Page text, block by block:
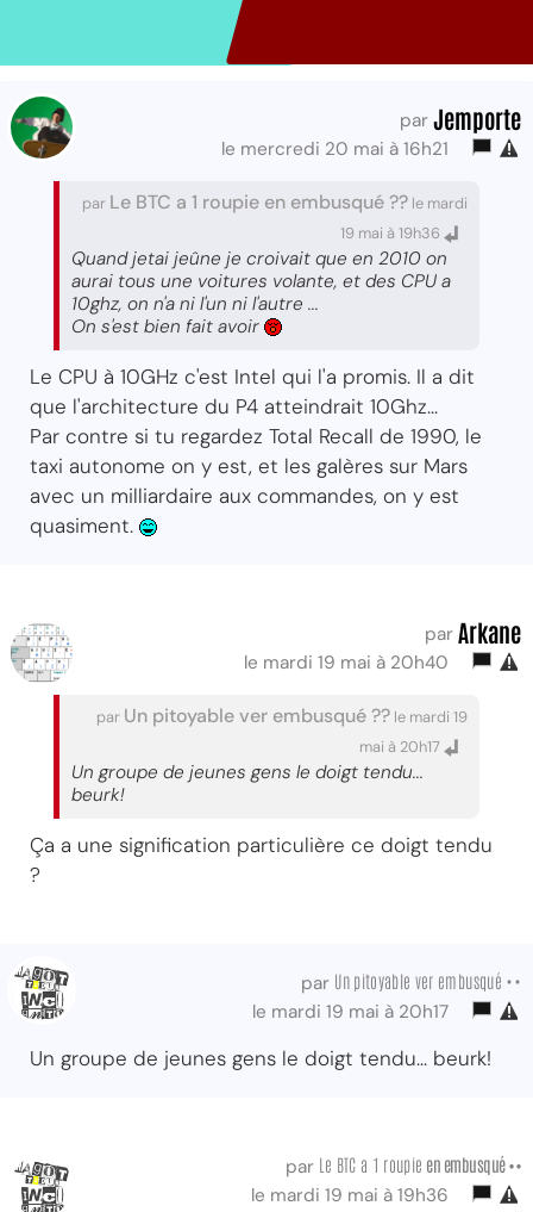
par Jemporte
le mercredi 20 mai à 16h21
par Le BTC a 1 roupie en embusqué ?? le mardi
19 mai à 19h36
Quand jetai jeûne je croivait que en 2010 on
aurai tous une voitures volante, et des CPU a
10ghz, on n'a ni l'un ni l'autre ...
On s'est bien fait avoir
Le CPU à 10GHz c'est Intel qui l'a promis. Il a dit
que l'architecture du P4 atteindrait 10Ghz...
Par contre si tu regardez Total Recall de 1990, le
taxi autonome on y est, et les galères sur Mars
avec un milliardaire aux commandes, on y est
quasiment.
par Arkane
le mardi 19 mai à 20h40
par Un pitoyable ver embusqué ?? le mardi 19
mai à 20h17
Un groupe de jeunes gens le doigt tendu...
beurk!
Ça a une signification particulière ce doigt tendu
?
par Un pitoyable ver embusqué ••
le mardi 19 mai à 20h17
Un groupe de jeunes gens le doigt tendu... beurk!
par Le BTC a 1 roupie en embusqué ••
le mardi 19 mai à 19h36